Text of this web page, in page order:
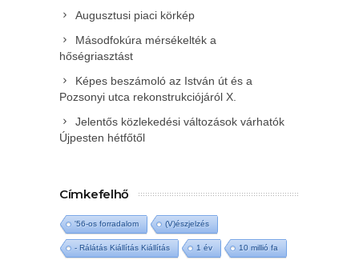
Augusztusi piaci körkép
Másodfokúra mérsékelték a
hőségriasztást
Képes beszámoló az István út és a
Pozsonyi utca rekonstrukciójáról X.
Jelentős közlekedési változások várhatók
Újpesten hétfőtől
Címkefelhő
'56-os forradalom (V)észjelzés
- Rálátás Kiállítás Kiállítás 1 év 10 millió fa